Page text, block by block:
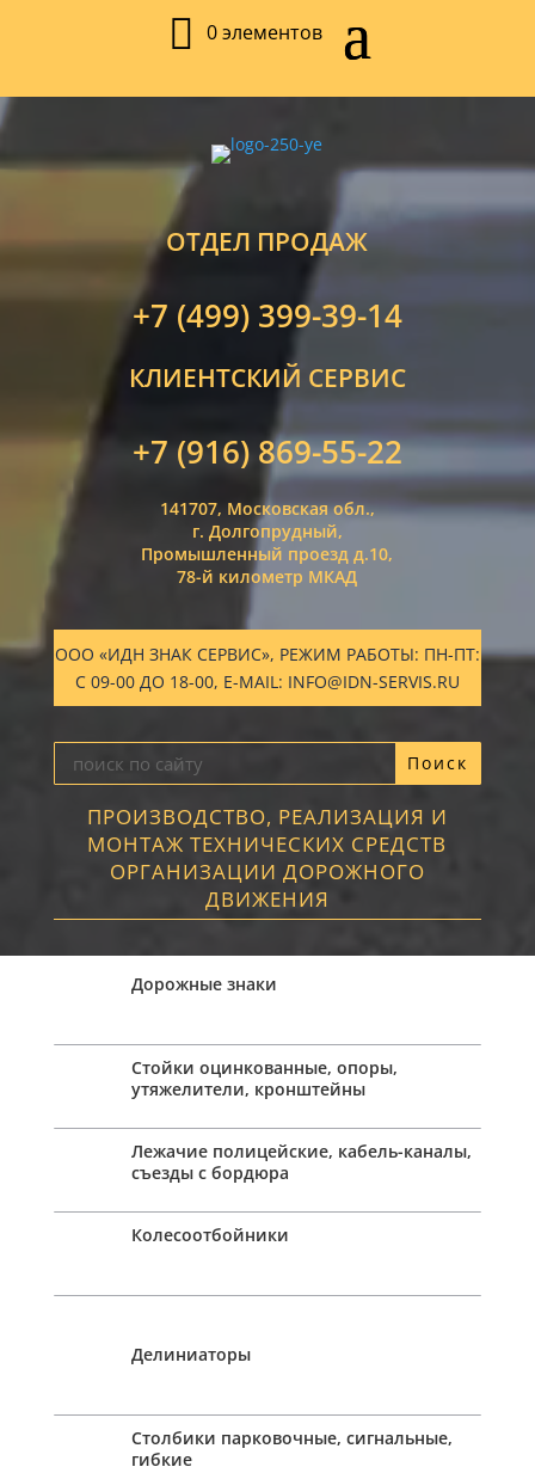
0 элементов
ОТДЕЛ ПРОДАЖ
+7 (499) 399-39-14
КЛИЕНТСКИЙ СЕРВИС
+7 (916) 869-55-22
141707, Московская обл.,
г. Долгопрудный,
Промышленный проезд д.10,
78-й километр МКАД
ООО «ИДН ЗНАК СЕРВИС», РЕЖИМ РАБОТЫ: ПН-ПТ:
С 09-00 ДО 18-00, E-MAIL: INFO@IDN-SERVIS.RU
ПРОИЗВОДСТВО, РЕАЛИЗАЦИЯ И
МОНТАЖ ТЕХНИЧЕСКИХ СРЕДСТВ
ОРГАНИЗАЦИИ ДОРОЖНОГО
ДВИЖЕНИЯ
Дорожные знаки
Стойки оцинкованные, опоры,
утяжелители, кронштейны
Лежачие полицейские, кабель-каналы,
съезды с бордюра
Колесоотбойники
Делиниаторы
Столбики парковочные, сигнальные,
гибкие